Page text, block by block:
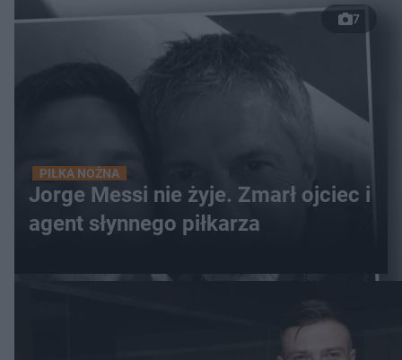
7
PIŁKA NOŻNA
Jorge Messi nie żyje. Zmarł ojciec i
agent słynnego piłkarza